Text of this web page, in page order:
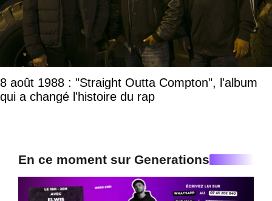
8 août 1988 : "Straight Outta Compton", l'album
qui a changé l'histoire du rap
En ce moment sur Generations